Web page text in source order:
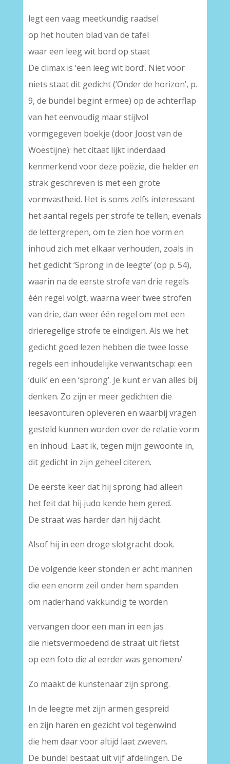
legt een vaag meetkundig raadsel
op het houten blad van de tafel
waar een leeg wit bord op staat
De climax is ‘een leeg wit bord’. Niet voor
niets staat dit gedicht (‘Onder de horizon’, p.
9, de bundel begint ermee) op de achterflap
van het eenvoudig maar stijlvol
vormgegeven boekje (door Joost van de
Woestijne): het citaat lijkt inderdaad
kenmerkend voor deze poëzie, die helder en
strak geschreven is met een grote
vormvastheid. Het is soms zelfs interessant
het aantal regels per strofe te tellen, evenals
de lettergrepen, om te zien hoe vorm en
inhoud zich met elkaar verhouden, zoals in
het gedicht ‘Sprong in de leegte’ (op p. 54),
waarin na de eerste strofe van drie regels
één regel volgt, waarna weer twee strofen
van drie, dan weer één regel om met een
drieregelige strofe te eindigen. Als we het
gedicht goed lezen hebben die twee losse
regels een inhoudelijke verwantschap: een
‘duik’ en een ‘sprong’. Je kunt er van alles bij
denken. Zo zijn er meer gedichten die
leesavonturen opleveren en waarbij vragen
gesteld kunnen worden over de relatie vorm
en inhoud. Laat ik, tegen mijn gewoonte in,
dit gedicht in zijn geheel citeren.
De eerste keer dat hij sprong had alleen
het feit dat hij judo kende hem gered.
De straat was harder dan hij dacht.
Alsof hij in een droge slotgracht dook.
De volgende keer stonden er acht mannen
die een enorm zeil onder hem spanden
om naderhand vakkundig te worden
vervangen door een man in een jas
die nietsvermoedend de straat uit fietst
op een foto die al eerder was genomen/
Zo maakt de kunstenaar zijn sprong.
In de leegte met zijn armen gespreid
en zijn haren en gezicht vol tegenwind
die hem daar voor altijd laat zweven.
De bundel bestaat uit vijf afdelingen. De